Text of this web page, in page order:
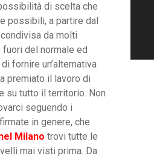
di scelta che
possibili, a partire dal
da molti
del normale ed
fornire un’alternativa
premiato il lavoro di
su tutto il territorio. Non
seguendo i
in genere, che
Milano trovi tutte le
mai visti prima. Da